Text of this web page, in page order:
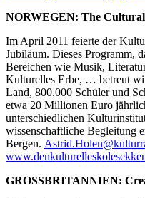
NORWEGEN: The
Im April 2011 feierte der
Jubiläum. Dieses Programm,
Bereichen wie Musik,
Kulturelles Erbe, … betreut
Land, 800.000 Schüler und
etwa 20 Millionen Euro
unterschiedlichen
wissenschaftliche Begleitung
Bergen.
GROSSBRITANNIEN: